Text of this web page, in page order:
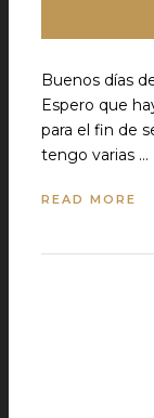
Buenos días
Espero que
para el fin de
tengo varias …
READ MORE